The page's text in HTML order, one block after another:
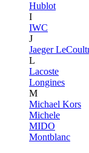
Hublot
I
IWC
J
Jaeger
L
Lacoste
Longines
M
Michael Kors
Michele
MIDO
Montblanc